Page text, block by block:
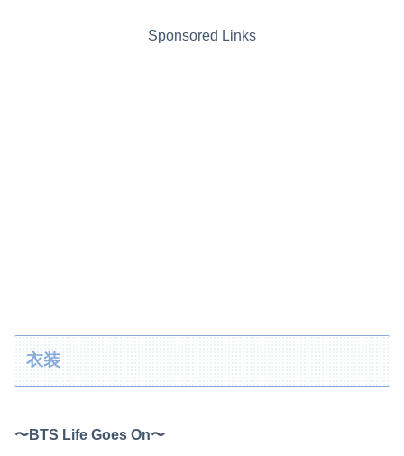
Sponsored Links
衣装
〜BTS Life Goes On〜